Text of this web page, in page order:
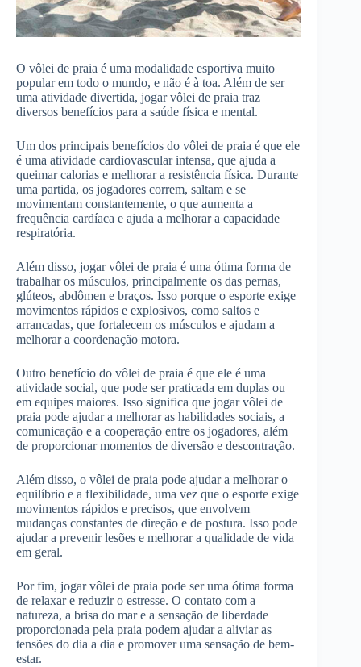
O vôlei de praia é uma modalidade esportiva muito
popular em todo o mundo, e não é à toa. Além de ser
uma atividade divertida, jogar vôlei de praia traz
diversos benefícios para a saúde física e mental.
Um dos principais benefícios do vôlei de praia é que ele
é uma atividade cardiovascular intensa, que ajuda a
queimar calorias e melhorar a resistência física. Durante
uma partida, os jogadores correm, saltam e se
movimentam constantemente, o que aumenta a
frequência cardíaca e ajuda a melhorar a capacidade
respiratória.
Além disso, jogar vôlei de praia é uma ótima forma de
trabalhar os músculos, principalmente os das pernas,
glúteos, abdômen e braços. Isso porque o esporte exige
movimentos rápidos e explosivos, como saltos e
arrancadas, que fortalecem os músculos e ajudam a
melhorar a coordenação motora.
Outro benefício do vôlei de praia é que ele é uma
atividade social, que pode ser praticada em duplas ou
em equipes maiores. Isso significa que jogar vôlei de
praia pode ajudar a melhorar as habilidades sociais, a
comunicação e a cooperação entre os jogadores, além
de proporcionar momentos de diversão e descontração.
Além disso, o vôlei de praia pode ajudar a melhorar o
equilíbrio e a flexibilidade, uma vez que o esporte exige
movimentos rápidos e precisos, que envolvem
mudanças constantes de direção e de postura. Isso pode
ajudar a prevenir lesões e melhorar a qualidade de vida
em geral.
Por fim, jogar vôlei de praia pode ser uma ótima forma
de relaxar e reduzir o estresse. O contato com a
natureza, a brisa do mar e a sensação de liberdade
proporcionada pela praia podem ajudar a aliviar as
tensões do dia a dia e promover uma sensação de bem-
estar.